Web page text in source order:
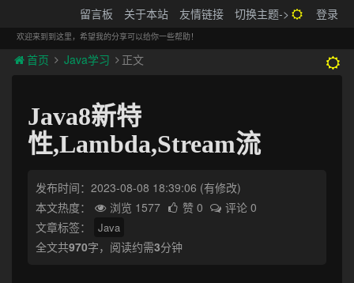
留言板 关于本站 友情链接 切换主题-> 登录
欢迎来到到这里，希望我的分享可以给你一些帮助！
首页 Java学习 正文
Java8新特
性,Lambda,Stream流
发布时间：2023-08-08 18:39:06 (有修改)
本文热度：
浏览 1577 赞 0
评论 0
文章标签：
Java
全文共970字，阅读约需3分钟